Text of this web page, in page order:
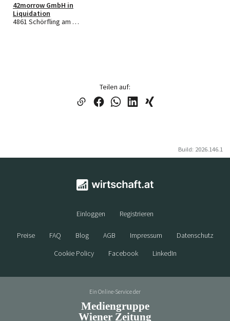
42morrow GmbH in
Liquidation
4861 Schörfling am Attersee
Teilen auf:
Build: 2026.146.1
Einloggen Registrieren
Preise FAQ Blog AGB Impressum
Datenschutz
Cookie Policy
Facebook LinkedIn
Ein Online-Service der
Mediengruppe
Wiener Zeitung